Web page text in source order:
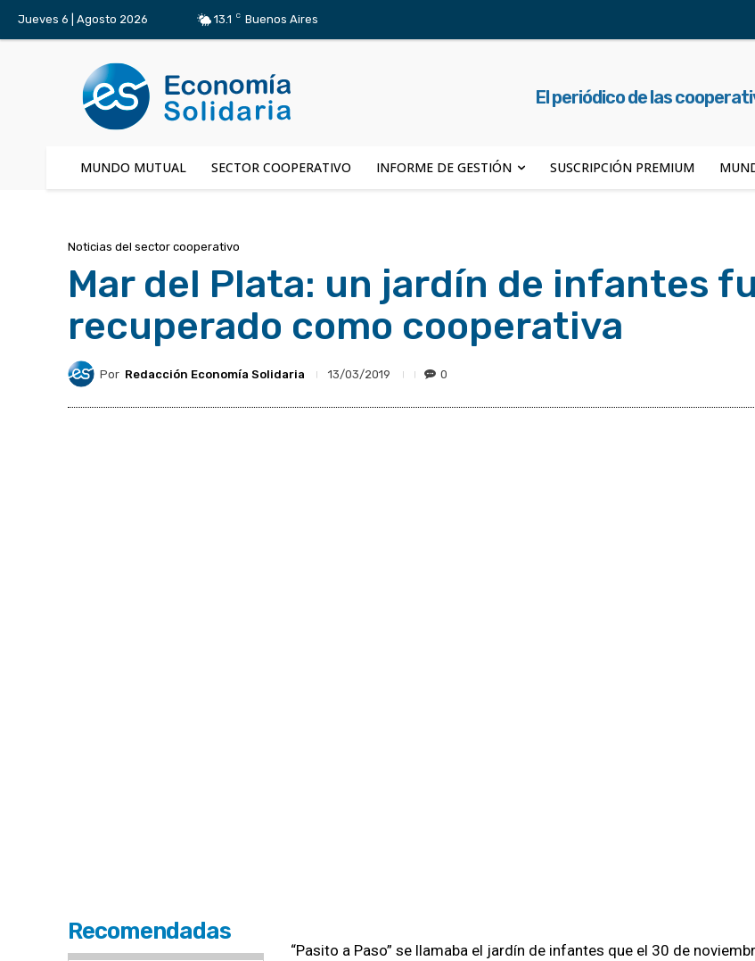
Jueves 6 | Agosto 2026 13.1 C Buenos Aires
El periódico de las
MUNDO MUTUAL SECTOR COOPERATIVO INFORME DE GESTIÓN SUSCRIPCIÓN PREMIUM
Noticias del sector cooperativo
Mar del Plata: un jardín de infantes
recuperado como cooperativa
Por Redacción Economía Solidaria 13/03/2019 0
Recomendadas
“Pasito a Paso” se llamaba el jardín de infantes que el 30 de